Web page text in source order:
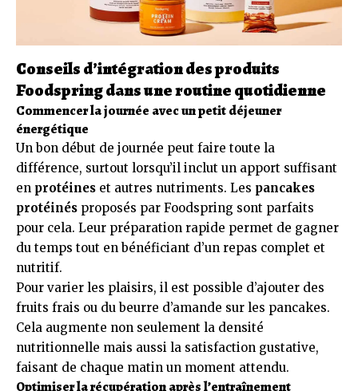
Conseils d’intégration des produits
Foodspring dans une routine quotidienne
Commencer la journée avec un petit déjeuner
énergétique
Un bon début de journée peut faire toute la
différence, surtout lorsqu’il inclut un apport suffisant
en protéines et autres nutriments. Les pancakes
protéinés proposés par Foodspring sont parfaits
pour cela. Leur préparation rapide permet de gagner
du temps tout en bénéficiant d’un repas complet et
nutritif.
Pour varier les plaisirs, il est possible d’ajouter des
fruits frais ou du beurre d’amande sur les pancakes.
Cela augmente non seulement la densité
nutritionnelle mais aussi la satisfaction gustative,
faisant de chaque matin un moment attendu.
Optimiser la récupération après l’entraînement